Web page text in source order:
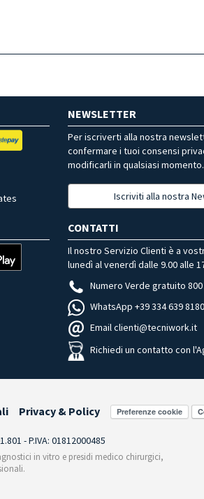
NEWSLETTER
Per iscriverti alla nostra
confermare i tuoi consensi
modificarli in qualsiasi momento.
Iscriviti alla nostra
CONTATTI
Il nostro Servizio Clienti è a
lunedì al venerdì dalle 9.00 alle
Numero Verde gratuito 800
WhatsApp +39 334 639 8180
Email clienti@tecniwork.it
Richiedi un contatto con
Privacy & Policy Preferenze cookie
- P.IVA: 01812000485
in vitro e presidi medico chirurgici,